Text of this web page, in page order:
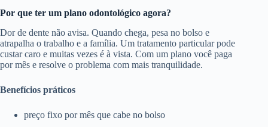
Por que ter um plano odontológico agora?
Dor de dente não avisa. Quando chega, pesa no bolso e
atrapalha o trabalho e a família. Um tratamento particular pode
custar caro e muitas vezes é à vista. Com um plano você paga
por mês e resolve o problema com mais tranquilidade.
Benefícios práticos
preço fixo por mês que cabe no bolso